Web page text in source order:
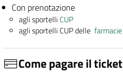
Con prenotazione
agli sportelli CUP
agli sportelli CUP dellefarmacie
Come pagare il ticket